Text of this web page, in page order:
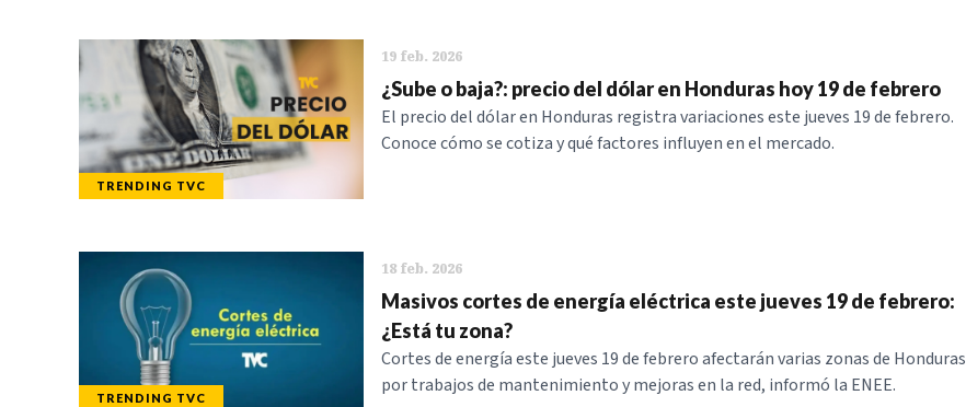
TRENDING TVC
19 feb. 2026
¿Sube o baja?: precio del dólar en Honduras hoy 19 de febrero
El precio del dólar en Honduras registra variaciones este jueves 19 de febrero.
Conoce cómo se cotiza y qué factores influyen en el mercado.
TRENDING TVC
18 feb. 2026
Masivos cortes de energía eléctrica este jueves 19 de febrero:
¿Está tu zona?
Cortes de energía este jueves 19 de febrero afectarán varias zonas de Honduras
por trabajos de mantenimiento y mejoras en la red, informó la ENEE.